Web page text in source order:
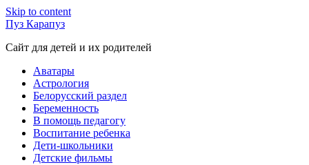
Skip to content
Пуз Карапуз
Сайт для детей и их родителей
Аватары
Астрология
Белорусский раздел
Беременность
В помощь педагогу
Воспитание ребенка
Дети-школьники
Детские фильмы